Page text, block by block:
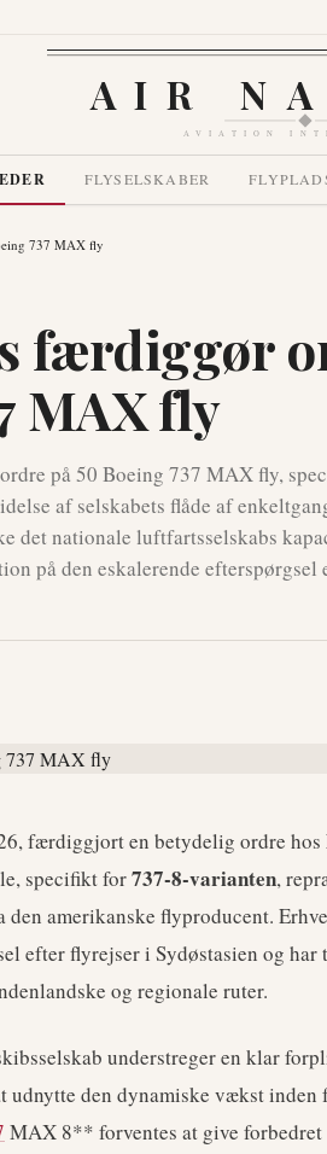
AIR
AVIATION
FLYSELSKABER
737 MAX fly
færdiggør
MAX fly
på 50 Boeing 737 MAX fly,
af selskabets flåde af
det nationale luftfartsselskabs
på den eskalerende efterspørgsel
færdiggjort en betydelig ordre hos
specifikt for737-8-varianten,
amerikanske flyproducent.
efter flyrejser i Sydøstasien og
og regionale ruter.
understreger en klar
udnytte den dynamiske vækst inden
MAX 8** forventes at give forbedret